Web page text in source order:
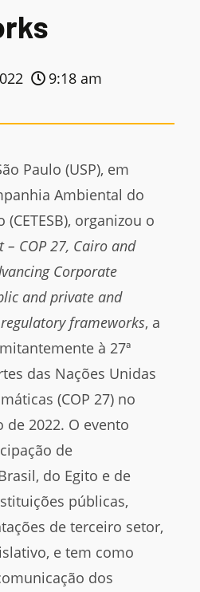
9:18 am
Paulo (USP), em
Ambiental do
organizou o
– COP 27, Cairo and
Corporate
and private and
frameworks, a
à 27ª
das Nações Unidas
(COP 27) no
de 2022. O evento
de
do Egito e de
públicas,
de terceiro setor,
e tem como
dos